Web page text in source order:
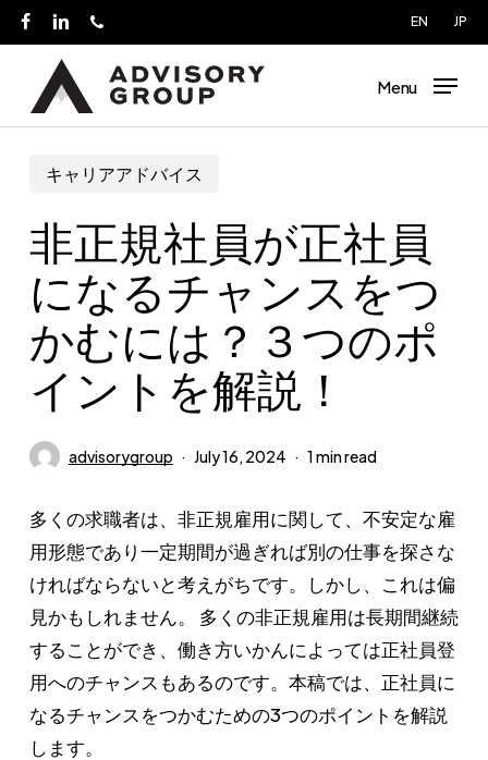
Skip
to
content
facebooklinkedin
EN JP
Menu
キャリアアドバイス
非正規社員が正社員
になるチャンスをつ
かむには？３つのポ
イントを解説！
advisorygroup July 16, 2024 1 min read
多くの求職者は、非正規雇用に関して、不安定な雇
用形態であり一定期間が過ぎれば別の仕事を探さな
ければならないと考えがちです。しかし、これは偏
見かもしれません。 多くの非正規雇用は長期間継続
することができ、働き方いかんによっては正社員登
用へのチャンスもあるのです。本稿では、正社員に
なるチャンスをつかむための3つのポイントを解説
します。